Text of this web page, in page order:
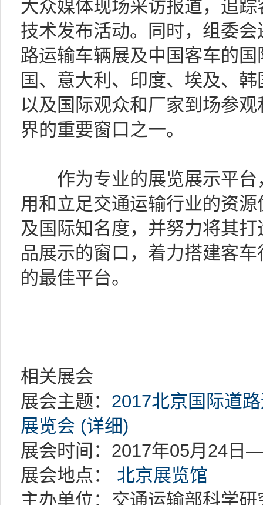
大众媒体现场采访报道，追
技术发布活动。同时，组委
路运输车辆展及中国客车的
国、意大利、印度、埃及、
以及国际观众和厂家到场参
界的重要窗口之一。
作为专业的展览展示平台
用和立足交通运输行业的资
及国际知名度，并努力将其
品展示的窗口，着力搭建客
的最佳平台。
相关展会
展会主题： 2017北京国际道
展览会 (详细)
展会时间：2017年05月24日
展会地点： 北京展览馆
主办单位：交通运输部科学